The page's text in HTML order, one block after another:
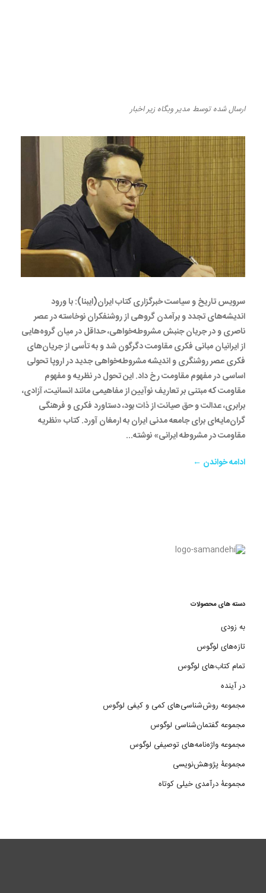
ارسال شدهتوسط مدیر وبگاه زیراخبار
سرویس تاریخ و سیاست خبرگزاری کتاب ایران(ایبنا): با ورود
اندیشه‌های تجدد و برآمدن گروهی از روشنفکران نوخاسته در عصر
ناصری و در جریان جنبش مشروطه‌خواهی، حداقل در میان گروه‌هایی
از ایرانیان مبانی فکری مقاومت دگرگون شد و به تأسی از جریان‌های
فکری عصر روشنگری و اندیشه مشروطه‌خواهی جدید در اروپا تحولی
اساسی در مفهوم مقاومت رخ داد. این تحول در نظریه و مفهوم
مقاومت که مبتنی بر تعاریف نوآیین از مفاهیمی مانند انسانیت، آزادی،
برابری، عدالت و حق صیانت از ذات بود، دستاورد فکری و فرهنگی
گران‌مایه‌ای برای جامعه مدنی ایران به ارمغان آورد. کتاب «نظریه
مقاومت در مشروطه ایرانی» نوشته...
ادامه خواندن ←
دسته های محصولات
به زودی
تازه‌های لوگوس
تمام کتاب‌های لوگوس
در آینده
مجموعه روش‌شناسی‌های کمی و کیفی لوگوس
مجموعه گفتمان‌شناسی لوگوس
مجموعه واژه‌نامه‌های توصیفی لوگوس
مجموعۀ پژوهش‌نویسی
مجموعۀ درآمدی خیلی کوتاه